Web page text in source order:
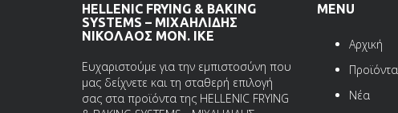
HELLENIC FRYING & BAKING
SYSTEMS – ΜΙΧΑΗΛΙΔΗΣ
ΝΙΚΟΛΑΟΣ ΜΟΝ. ΙΚΕ
Ευχαριστούμε για την εμπιστοσύνη που
μας δείχνετε και τη σταθερή επιλογή
σας στα προϊόντα της HELLENIC FRYING
MENU
Αρχική
Προϊόντα
Νέα